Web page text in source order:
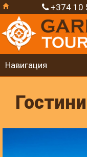
+374 10
Навигация